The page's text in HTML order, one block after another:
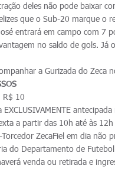
deles não pode baixar
que o Sub-20 marque o
entrará em campo com 7
no saldo de gols. Já
a Gurizada do Zeca
R$ 10
EXCLUSIVAMENTE
a partir das 10h até às
Torcedor ZecaFiel em dia
do Departamento de
venda ou retirada e